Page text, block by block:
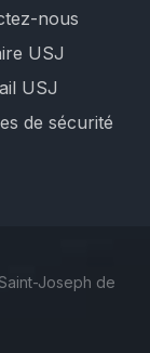
nous
USJ
USJ
de sécurité
Joseph de